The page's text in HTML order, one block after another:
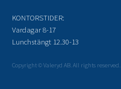
KONTORSTIDER:
Vardagar 8-17
Lunchstängt 12.30-13
Copyright © Valeryd AB. All rights reserved.